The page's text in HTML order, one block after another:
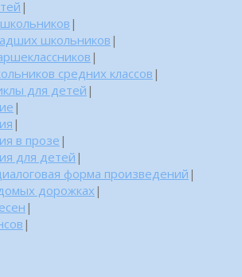
|
|
школьников |
|
средних классов |
для детей |
|
|
в прозе |
для детей|
форма произведений |
дорожках|
|
|